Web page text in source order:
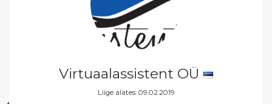
Virtuaalassistent OÜ
Liige alates: 09.02.2019